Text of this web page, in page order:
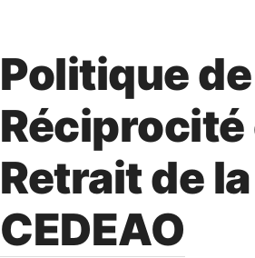
Politique de
Réciprocité
Retrait de la
CEDEAO